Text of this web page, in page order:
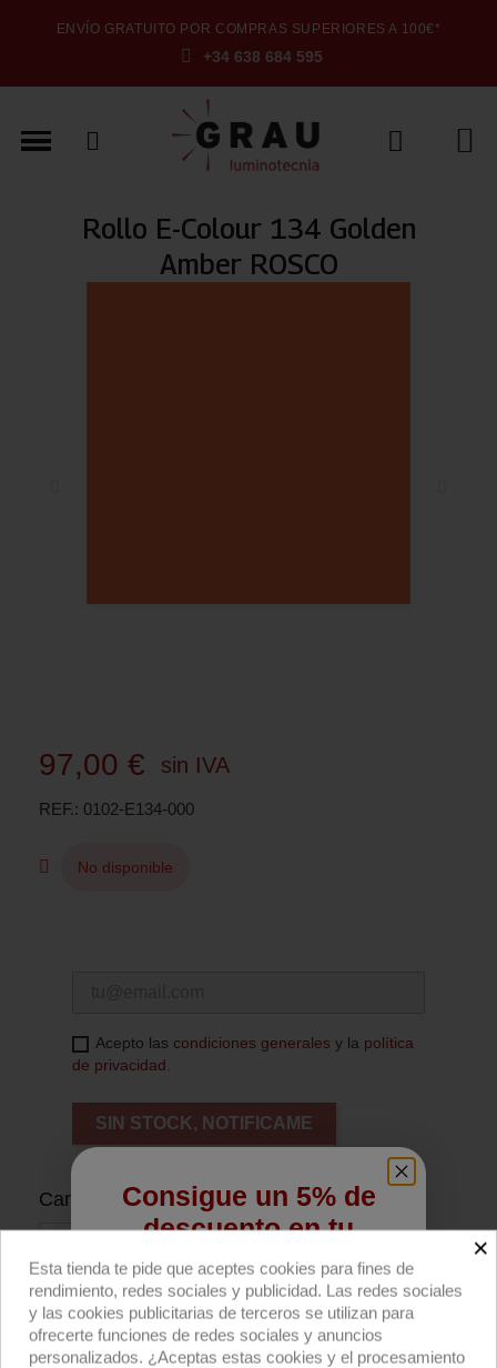
ENVÍO GRATUITO POR COMPRAS SUPERIORES A 100€*
+34 638 684 595
Rollo E-Colour 134 Golden
Amber ROSCO
97,00 € sin IVA
REF. 0102-E134-000
No disponible
Acepto las condiciones generales y la política
de privacidad.
SIN STOCK, NOTIFICAME
Cantidad
Añadir al carrito
×
Esta tienda te pide que aceptes cookies para fines de
rendimiento, redes sociales y publicidad. Las redes sociales
y las cookies publicitarias de terceros se utilizan para
ofrecerte funciones de redes sociales y anuncios
personalizados. ¿Aceptas estas cookies y el procesamiento
Consigue un 5% de
descuento en tu
primera compra
Regístrate para recibir el descuento.
Email